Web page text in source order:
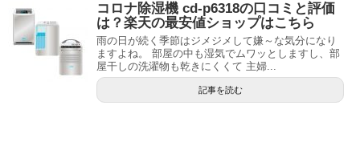
コロナ除湿機 cd-p6318の口コミと評価
は？楽天の最安値ショップはこちら
雨の日が続く季節はジメジメして嫌～な気分になり
ますよね。 部屋の中も湿気でムワッとしますし、部
屋干しの洗濯物も乾きにくくて 主婦...
記事を読む